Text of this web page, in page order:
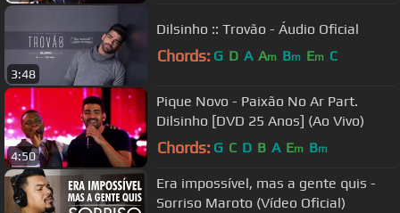
3:48
Dilsinho :: Trovão - Áudio Oficial
Chords: G D A Am Bm Em C
4:50
Pique Novo - Paixão No Ar Part.
Dilsinho [DVD 25 Anos] (Ao Vivo)
Chords: G C D B A Em Bm
Era impossível, mas a gente quis -
Sorriso Maroto (Vídeo Oficial)